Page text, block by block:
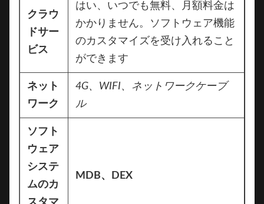
クラウ
ドサー
ビス
はい、いつでも無料、月額料金は
かかりません。ソフトウェア機能
のカスタマイズを受け入れること
ができます
ネット
ワーク
4G、 WIFI、ネットワークケーブ
ル
ソフト
ウェア
システ
ムのカ
MDB、DEX